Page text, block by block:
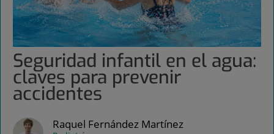
Seguridad infantil en el agua:
claves para prevenir
accidentes
Raquel Fernández Martínez